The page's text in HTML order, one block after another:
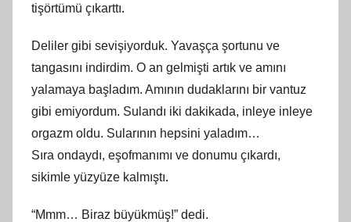
tişörtümü çıkarttı.
Deliler gibi sevişiyorduk. Yavaşça şortunu ve
tangasını indirdim. O an gelmişti artık ve amını
yalamaya başladım. Amının dudaklarını bir vantuz
gibi emiyordum. Sulandı iki dakikada, inleye inleye
orgazm oldu. Sularının hepsini yaladım…
Sıra ondaydı, eşofmanımı ve donumu çıkardı,
sikimle yüzyüze kalmıştı.
“Mmm… Biraz büyükmüş!” dedi.